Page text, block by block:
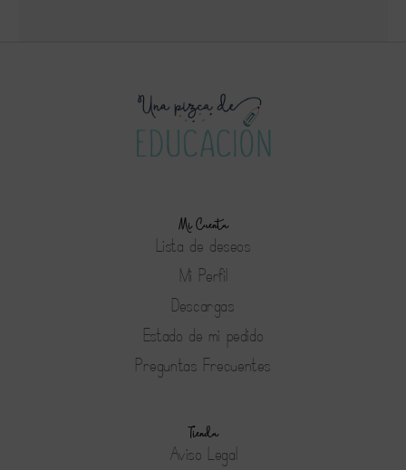
Mi Cuenta
Lista de deseos
Mi Perfil
Descargas
Estado de mi pedido
Preguntas Frecuentes
Tienda
Aviso Legal